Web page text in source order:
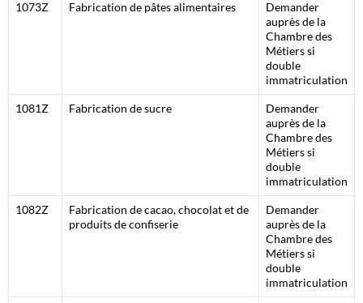
1073Z Fabrication de pâtes alimentaires
Demander
auprès de la
Chambre des
Métiers si
double
immatriculation
1081Z Fabrication de sucre
Demander
auprès de la
Chambre des
Métiers si
double
immatriculation
1082Z
Fabrication de cacao, chocolat et de
produits de confiserie
Demander
auprès de la
Chambre des
Métiers si
double
immatriculation